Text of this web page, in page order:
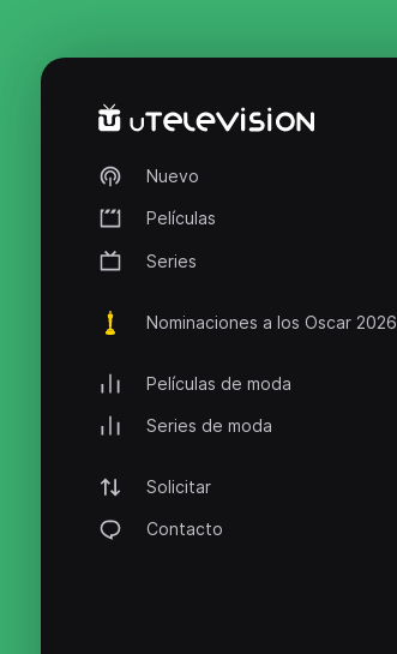
Nuevo
Películas
Series
Nominaciones a los Oscar 2026
Películas de moda
Series de moda
Solicitar
Contacto